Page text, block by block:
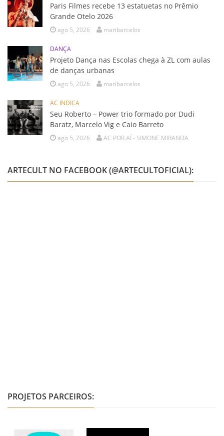
Paris Filmes recebe 13 estatuetas no Prêmio
Grande Otelo 2026
ago 5, 2026 maribarcelos
DANÇA
Projeto Dança nas Escolas chega à ZL com aulas
de danças urbanas
ago 5, 2026 maribarcelos
AC INDICA
Seu Roberto – Power trio formado por Dudi
Baratz, Marcelo Vig e Caio Barreto
ago 5, 2026 AC POR AÍ - SIMONE MIRANDA
ARTECULT NO FACEBOOK (@ARTECULTOFICIAL):
PROJETOS PARCEIROS: